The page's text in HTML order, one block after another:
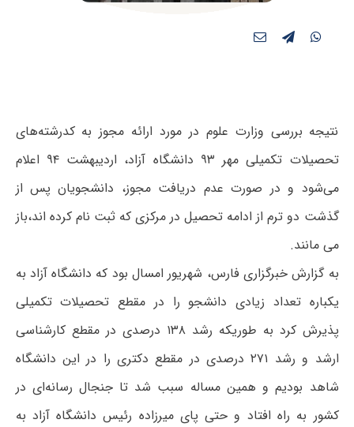
نتیجه بررسی‌ وزارت علوم در مورد ارائه مجوز به کدرشته‌های
تحصیلات تکمیلی مهر ۹۳ دانشگاه آزاد، اردیبهشت ۹۴ اعلام
می‌شود و در صورت عدم دریافت مجوز، دانشجویان پس از
گذشت دو ترم از ادامه تحصیل در مرکزی که ثبت نام کرده اند،باز
می مانند.
به گزارش خبرگزاری فارس، شهریور امسال بود که دانشگاه آزاد به
یکباره تعداد زیادی دانشجو را در مقطع تحصیلات تکمیلی
پذیرش کرد به طوریکه رشد ۱۳۸ درصدی در مقطع کارشناسی
ارشد و رشد ۲۷۱ درصدی در مقطع دکتری را در این دانشگاه
شاهد بودیم و همین مساله سبب شد تا جنجال رسانه‌ای در
کشور به راه افتاد و حتی پای میرزاده رئیس دانشگاه آزاد به